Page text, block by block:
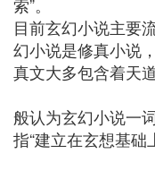
目前玄幻小说主要
幻小说是修真小说
真文大多包含着天
般认为玄幻小说一
指“建立在玄想基础